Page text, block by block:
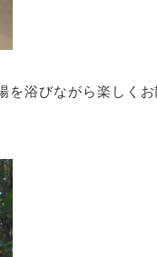
を浴びながら楽しく